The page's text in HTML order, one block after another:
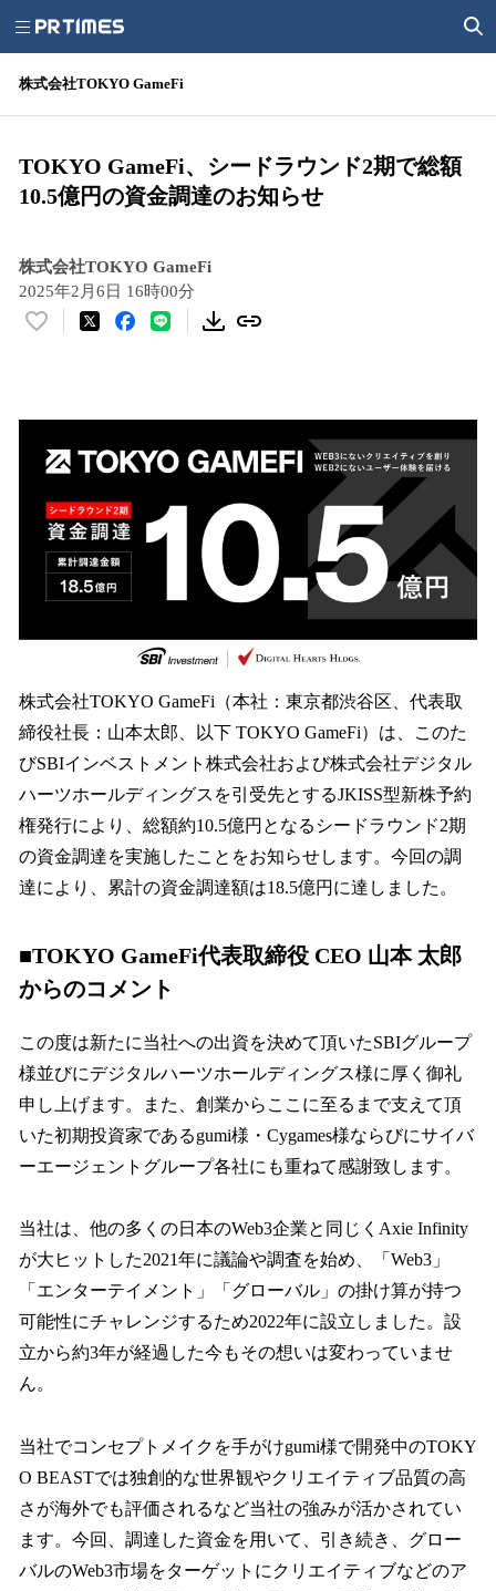
株式会社TOKYO GameFi
TOKYO GameFi、シードラウンド2期で総額
10.5億円の資金調達のお知らせ
株式会社TOKYO GameFi
2025年2月6日 16時00分
い
数
を
読
込
み
株式会社TOKYO GameFi（本社：東京都渋谷区、代表取
締役社長：山本太郎、以下 TOKYO GameFi）は、このた
びSBIインベストメント株式会社および株式会社デジタル
ハーツホールディングスを引受先とするJKISS型新株予約
権発行により、総額約10.5億円となるシードラウンド2期
の資金調達を実施したことをお知らせします。今回の調
達により、累計の資金調達額は18.5億円に達しました。
■TOKYO GameFi代表取締役 CEO 山本 太郎
からのコメント
この度は新たに当社への出資を決めて頂いたSBIグループ
様並びにデジタルハーツホールディングス様に厚く御礼
申し上げます。また、創業からここに至るまで支えて頂
いた初期投資家であるgumi様・Cygames様ならびにサイバ
ーエージェントグループ各社にも重ねて感謝致します。
当社は、他の多くの日本のWeb3企業と同じくAxie Infinity
が大ヒットした2021年に議論や調査を始め、「Web3」
「エンターテイメント」「グローバル」の掛け算が持つ
可能性にチャレンジするため2022年に設立しました。設
立から約3年が経過した今もその想いは変わっていませ
ん。
当社でコンセプトメイクを手がけgumi様で開発中のTOKY
O BEASTでは独創的な世界観やクリエイティブ品質の高
さが海外でも評価されるなど当社の強みが活かされてい
ます。今回、調達した資金を用いて、引き続き、グロー
バルのWeb3市場をターゲットにクリエイティブなどのア